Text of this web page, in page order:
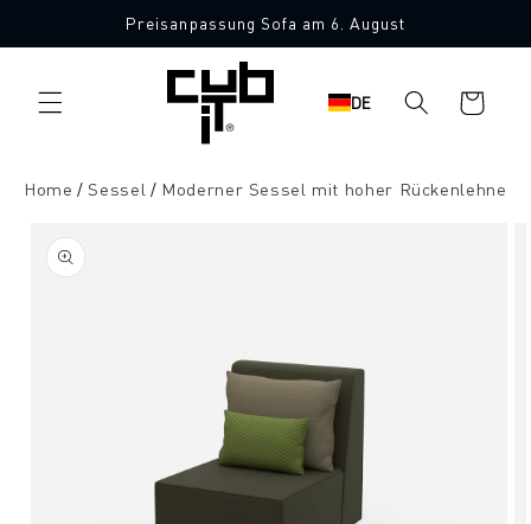
Inhalt
Preisanpassung Sofa am 6. August
DE Warenkorb
Home Sessel Moderner Sessel mit hoher Rückenlehne
Made in Germany 🖤